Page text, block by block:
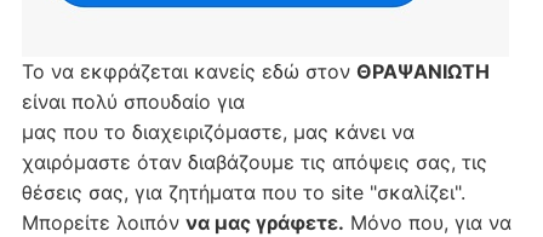
Το να εκφράζεται κανείς εδώ στον ΘΡΑΨΑΝΙΩΤΗ
είναι πολύ σπουδαίο για
μας που το διαχειριζόμαστε, μας κάνει να
χαιρόμαστε όταν διαβάζουμε τις απόψεις σας, τις
θέσεις σας, για ζητήματα που το site "σκαλίζει".
Μπορείτε λοιπόν να μας γράφετε. Μόνο που, για να